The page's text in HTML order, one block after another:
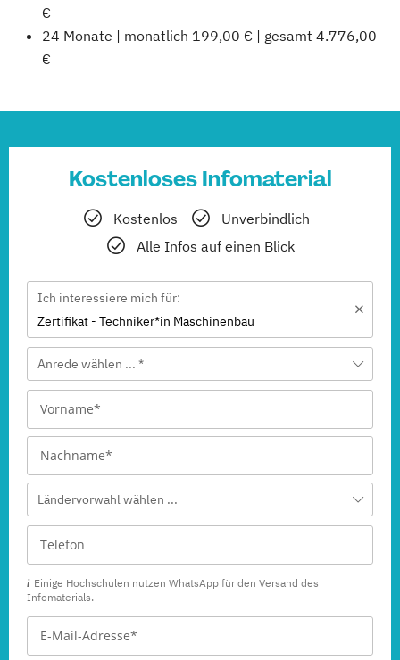
€
24 Monate | monatlich 199,00 € | gesamt 4.776,00
€
Kostenloses Infomaterial
Kostenlos
Unverbindlich
Alle Infos auf einen Blick
Ich interessiere mich für:
Zertifikat - Techniker*in Maschinenbau
Anrede wählen ... *
Ländervorwahl wählen ...
Einige Hochschulen nutzen WhatsApp für den Versand des
Infomaterials.